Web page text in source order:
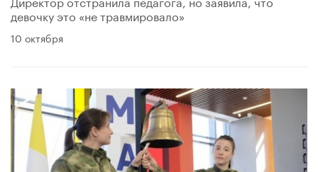
девочку это «не травмировало»
10 октября